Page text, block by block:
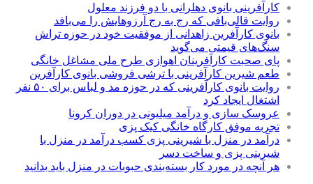
کارآفرینی بانوی دهلرانی با دو فرزند معلول
روایت قالی‌بافی که رج به رج آرزوهایش را می‌بافد
بانوی کارآفرین زاهدانی از موفقیت خود در حوزه تراش
سنگ‌های قیمتی می‌گوید
پای صحبت کارآفرینان اهوازی طرح ملی مشاغل خانگی
طعم شیرین کارآفرینی با ترشی فروشی بانوی کارآفرین
روایت بانوی کارآفرینی که در حوزه مد و لباس برای ۵۰ نفر
اشتغال ایجاد کرد
عروسک سازی و درآمد میلیونی در دوران کرونا
تجربه موفق کارگاه خانگی کیک پزی
درآمد در منزل با شیرینی پزی کسب درآمد در منزل با
شیرینی پزی و ساخت دسر
هر آنچه در مورد کار بسته‌بندی حبوبات در منزل باید بدانید